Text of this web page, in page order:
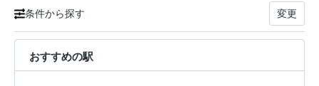
条件から探す 変更
おすすめの駅